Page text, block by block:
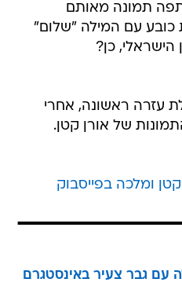
תמונה מאותם
כובע עם המילה "שלום"
כן?
עזרה ראשונה, אחרי
של אורן קטן.
ומלכה בפייסבוק
עם גבר צעיר באינסטגרם